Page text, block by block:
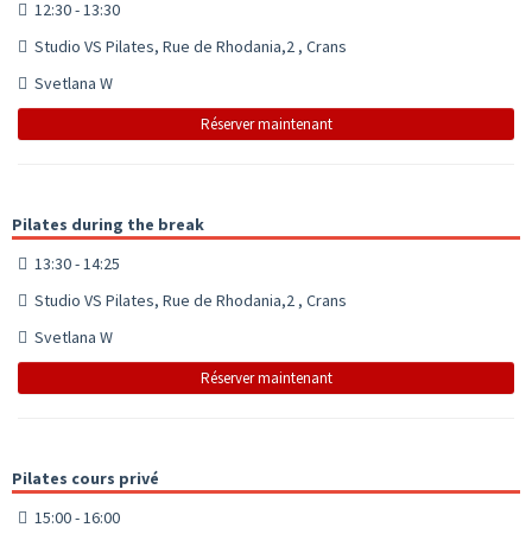
12:30 - 13:30
Studio VS Pilates, Rue de Rhodania,2 , Crans
Svetlana W
Réserver maintenant
Pilates during the break
13:30 - 14:25
Studio VS Pilates, Rue de Rhodania,2 , Crans
Svetlana W
Réserver maintenant
Pilates cours privé
15:00 - 16:00